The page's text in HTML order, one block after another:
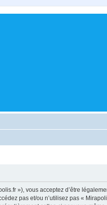
»), vous acceptez d’être
pas et/ou n’utilisez pas «